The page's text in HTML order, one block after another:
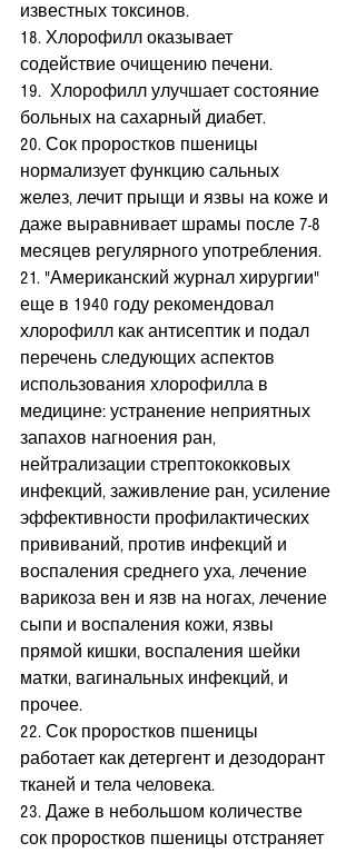
известных токсинов.
18. Хлорофилл оказывает
содействие очищению печени.
19.  Хлорофилл улучшает состояние
больных на сахарный диабет.
20. Сок проростков пшеницы
нормализует функцию сальных
желез, лечит прыщи и язвы на коже и
даже выравнивает шрамы после 7-8
месяцев регулярного употребления.
21. "Американский журнал хирургии"
еще в 1940 году рекомендовал
хлорофилл как антисептик и подал
перечень следующих аспектов
использования хлорофилла в
медицине: устранение неприятных
запахов нагноения ран,
нейтрализации стрептококковых
инфекций, заживление ран, усиление
эффективности профилактических
прививаний, против инфекций и
воспаления среднего уха, лечение
варикоза вен и язв на ногах, лечение
сыпи и воспаления кожи, язвы
прямой кишки, воспаления шейки
матки, вагинальных инфекций, и
прочее.
22. Сок проростков пшеницы
работает как детергент и дезодорант
тканей и тела человека.
23. Даже в небольшом количестве
сок проростков пшеницы отстраняет